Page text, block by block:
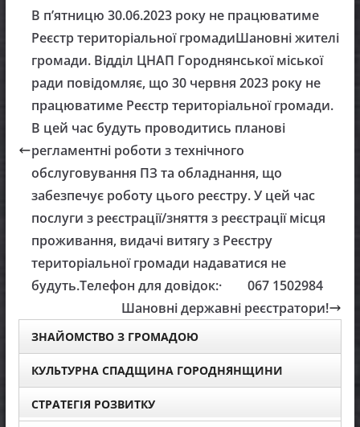
​​В п’ятницю 30.06.2023 року не працюватиме
Реєстр територіальної громадиШановні жителі
громади. Відділ ЦНАП Городнянської міської
ради повідомляє, що 30 червня 2023 року не
працюватиме Реєстр територіальної громади.
В цей час будуть проводитись планові
регламентні роботи з технічного
обслуговування ПЗ та обладнання, що
забезпечує роботу цього реєстру. У цей час
послуги з реєстрації/зняття з реєстрації місця
проживання, видачі витягу з Реєстру
територіальної громади надаватися не
будуть.Телефон для довідок:· 067 1502984
Шановні державні реєстратори!
ЗНАЙОМСТВО З ГРОМАДОЮ
КУЛЬТУРНА СПАДЩИНА ГОРОДНЯНЩИНИ
СТРАТЕГІЯ РОЗВИТКУ